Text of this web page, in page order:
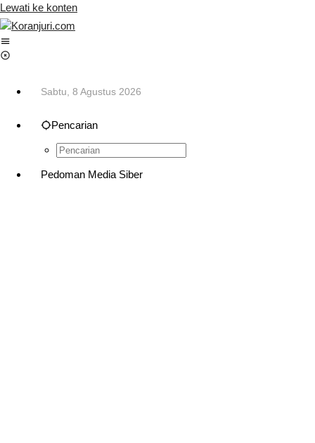
Lewati ke konten
Sabtu, 8 Agustus 2026
Pencarian
Pedoman Media Siber